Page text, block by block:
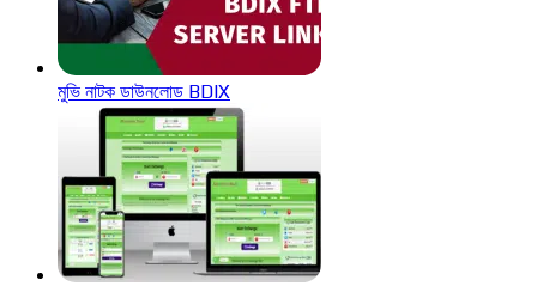
মুভি নাটক ডাউনলোড BDIX